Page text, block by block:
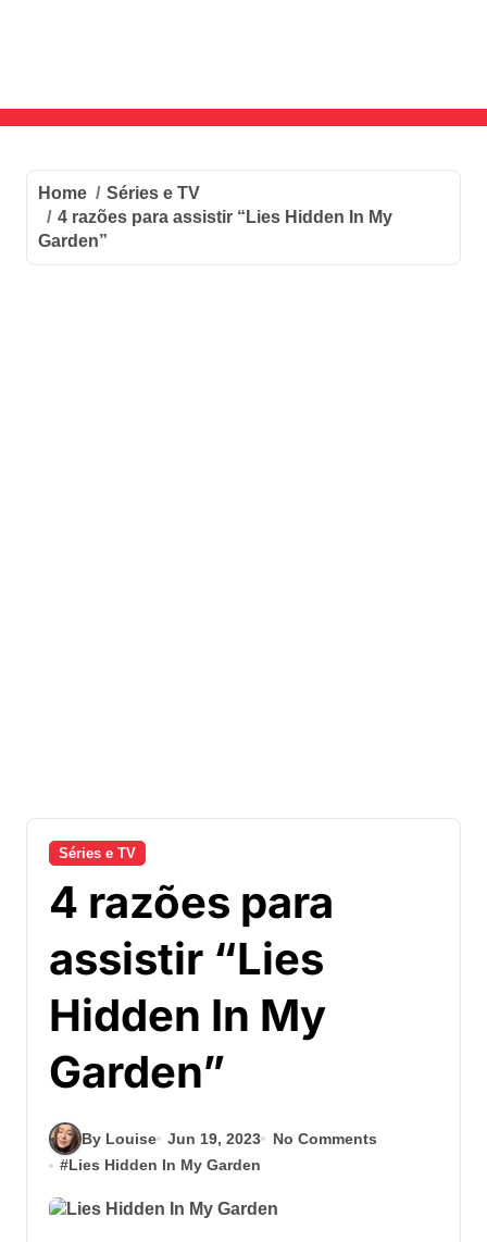
Home
Séries e TV
4 razões para assistir “Lies Hidden In My
Garden”
Séries e TV
4 razões para
assistir “Lies
Hidden In My
Garden”
By Louise Jun 19, 2023
No Comments
#Lies Hidden In My Garden